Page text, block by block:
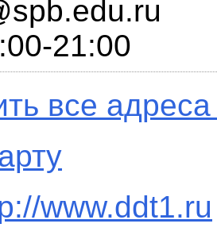
21:00
все
www.ddt1.ru